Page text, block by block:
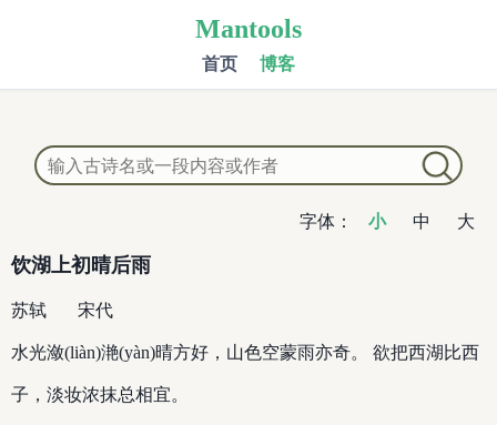
Mantools
首页 博客
字体： 小 中 大
饮湖上初晴后雨
苏轼 宋代
水光潋(liàn)滟(yàn)晴方好，山色空蒙雨亦奇。 欲把西湖比西
子，淡妆浓抹总相宜。